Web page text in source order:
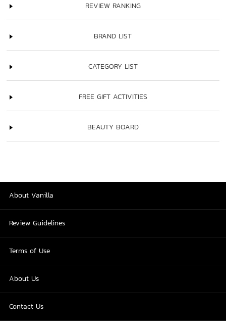
REVIEW RANKING
BRAND LIST
CATEGORY LIST
FREE GIFT ACTIVITIES
BEAUTY BOARD
About Vanilla
Review Guidelines
Terms of Use
About Us
Contact Us